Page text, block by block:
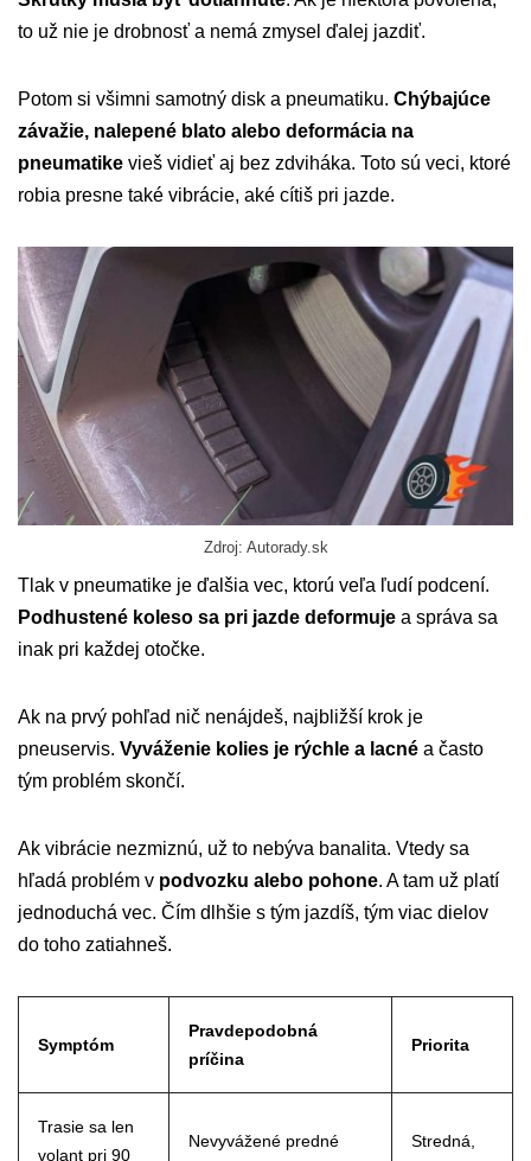
to už nie je drobnosť a nemá zmysel ďalej jazdiť.
Potom si všimni samotný disk a pneumatiku. Chýbajúce
závažie, nalepené blato alebo deformácia na
pneumatike vieš vidieť aj bez zdviháka. Toto sú veci, ktoré
robia presne také vibrácie, aké cítiš pri jazde.
Zdroj: Autorady.sk
Tlak v pneumatike je ďalšia vec, ktorú veľa ľudí podcení.
Podhustené koleso sa pri jazde deformuje a správa sa
inak pri každej otočke.
Ak na prvý pohľad nič nenájdeš, najbližší krok je
pneuservis. Vyváženie kolies je rýchle a lacné a často
tým problém skončí.
Ak vibrácie nezmiznú, už to nebýva banalita. Vtedy sa
hľadá problém v podvozku alebo pohone. A tam už platí
jednoduchá vec. Čím dlhšie s tým jazdíš, tým viac dielov
do toho zatiahneš.
Symptóm
Pravdepodobná
príčina
Priorita
Trasie sa len
volant pri 90
Nevyvážené predné
Stredná,